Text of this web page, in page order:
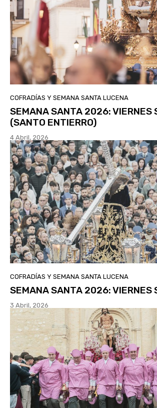
COFRADÍAS Y SEMANA SANTA LUCENA
SEMANA SANTA 2026: VIERNES
(SANTO ENTIERRO)
4 Abril, 2026
COFRADÍAS Y SEMANA SANTA LUCENA
SEMANA SANTA 2026: VIERNES
3 Abril, 2026